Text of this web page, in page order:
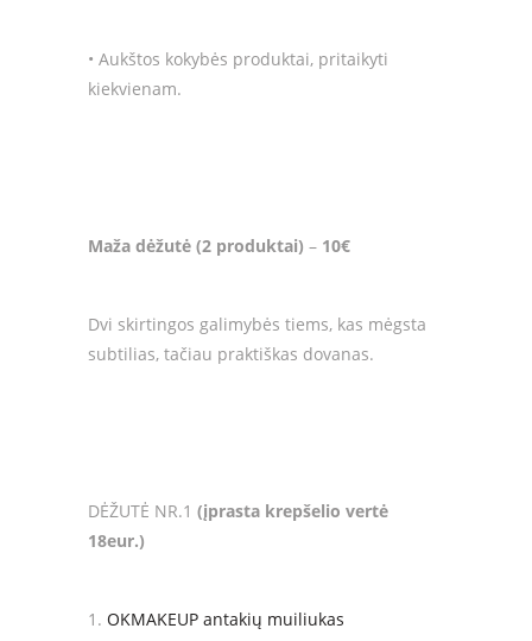
• Aukštos kokybės produktai, pritaikyti
kiekvienam.
Maža dėžutė (2 produktai) – 10€
Dvi skirtingos galimybės tiems, kas mėgsta
subtilias, tačiau praktiškas dovanas.
DĖŽUTĖ NR.1 (įprasta krepšelio vertė
18eur.)
OKMAKEUP antakių muiliukas